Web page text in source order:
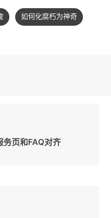
如何化腐朽为神奇
务页和FAQ对齐